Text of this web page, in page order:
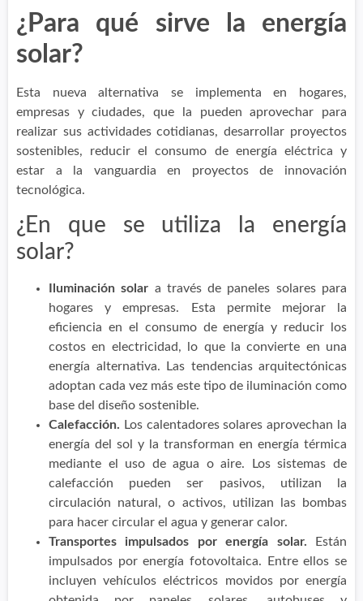
¿Para qué sirve la energía
solar?
Esta nueva alternativa se implementa en hogares,
empresas y ciudades, que la pueden aprovechar para
realizar sus actividades cotidianas, desarrollar proyectos
sostenibles, reducir el consumo de energía eléctrica y
estar a la vanguardia en proyectos de innovación
tecnológica.
¿En que se utiliza la energía
solar?
Iluminación solar a través de paneles solares para
hogares y empresas. Esta permite mejorar la
eficiencia en el consumo de energía y reducir los
costos en electricidad, lo que la convierte en una
energía alternativa. Las tendencias arquitectónicas
adoptan cada vez más este tipo de iluminación como
base del diseño sostenible.
Calefacción. Los calentadores solares aprovechan la
energía del sol y la transforman en energía térmica
mediante el uso de agua o aire. Los sistemas de
calefacción pueden ser pasivos, utilizan la
circulación natural, o activos, utilizan las bombas
para hacer circular el agua y generar calor.
Transportes impulsados por energía solar.
Están
impulsados por energía fotovoltaica. Entre ellos se
incluyen vehículos eléctricos movidos por energía